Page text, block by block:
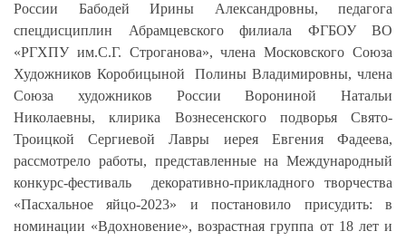
России Бабодей Ирины Александровны, педагога
спецдисциплин Абрамцевского филиала ФГБОУ ВО
«РГХПУ им.С.Г. Строганова», члена Московского Союза
Художников Коробицыной Полины Владимировны, члена
Союза художников России Ворониной Натальи
Николаевны, клирика Вознесенского подворья Свято-
Троицкой Сергиевой Лавры иерея Евгения Фадеева,
рассмотрело работы, представленные на Международный
конкурс-фестиваль декоративно-прикладного творчества
«Пасхальное яйцо-2023» и постановило присудить: в
номинации «Вдохновение», возрастная группа от 18 лет и